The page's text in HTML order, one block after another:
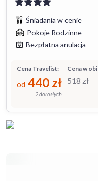
Śniadania w cenie
Pokoje Rodzinne
Bezpłatna anulacja
Cena w
518 zł
Cena Travelist:
od 440 zł
2 dorosłych